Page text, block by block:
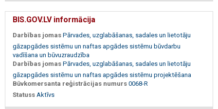
BIS.GOV.LV informācija
Darbības jomas Pārvades, uzglabāšanas, sadales un lietotāju
gāzapgādes sistēmu un naftas apgādes sistēmu būvdarbu
vadīšana un būvuzraudzība
Darbības jomas Pārvades, uzglabāšanas, sadales un lietotāju
gāzapgādes sistēmu un naftas apgādes sistēmu projektēšana
Būvkomersanta reģistrācijas numurs 0068-R
Statuss Aktīvs